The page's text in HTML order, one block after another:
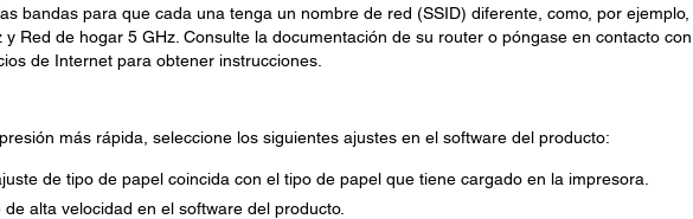
bandas para que cada una tenga un nombre de red (SSID) diferente, como, por ejemplo,
y Red de hogar 5 GHz. Consulte la documentación de su router o póngase en contacto con
de Internet para obtener instrucciones.
más rápida, seleccione los siguientes ajustes en el software del producto:
de tipo de papel coincida con el tipo de papel que tiene cargado en la impresora.
alta velocidad en el software del producto.